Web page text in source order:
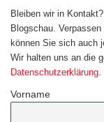
Bleiben wir in
Blogschau.
können Sie sich auch
Wir halten uns an die
Datenschutzerklärung
Vorname